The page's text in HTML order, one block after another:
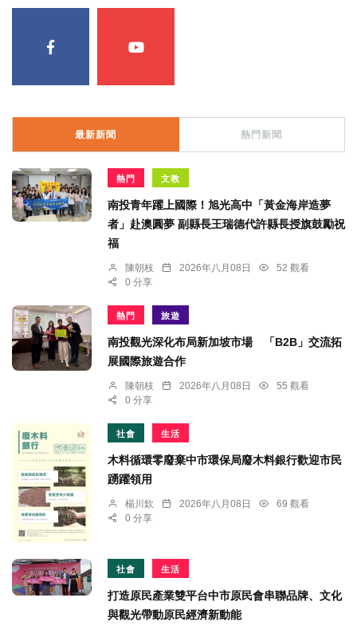
最新新聞 熱門新聞
熱門 文教
南投青年躍上國際！旭光高中「黃金海岸造夢
者」赴澳圓夢 副縣長王瑞德代許縣長授旗鼓勵祝
福
陳朝枝 2026年八月08日
52 觀看
0 分享
熱門 旅遊
南投觀光深化布局新加坡市場 「B2B」交流拓
展國際旅遊合作
陳朝枝 2026年八月08日
55 觀看
0 分享
社會 生活
木料循環零廢棄中市環保局廢木料銀行歡迎市民
踴躍領用
楊川欽 2026年八月08日
69 觀看
0 分享
社會 生活
打造原民產業雙平台中市原民會串聯品牌、文化
與觀光帶動原民經濟新動能